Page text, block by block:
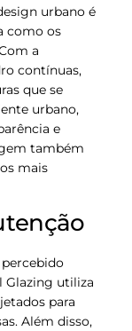
urbano é
como os
a
contínuas,
que se
urbano,
e
também
mais
utiliza
para
Além disso,